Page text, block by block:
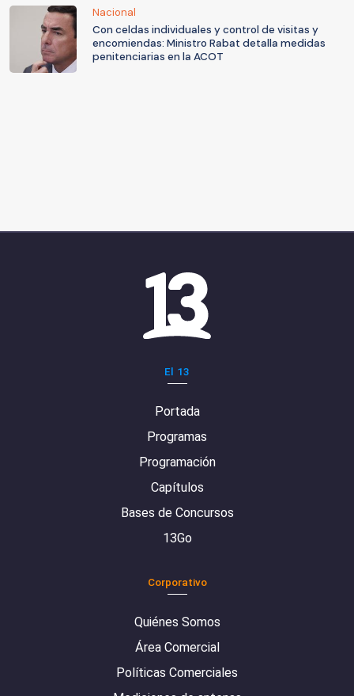
Nacional
Con celdas individuales y control de visitas y
encomiendas: Ministro Rabat detalla medidas
penitenciarias en la ACOT
El 13
Portada
Programas
Programación
Capítulos
Bases de Concursos
13Go
Corporativo
Quiénes Somos
Área Comercial
Políticas Comerciales